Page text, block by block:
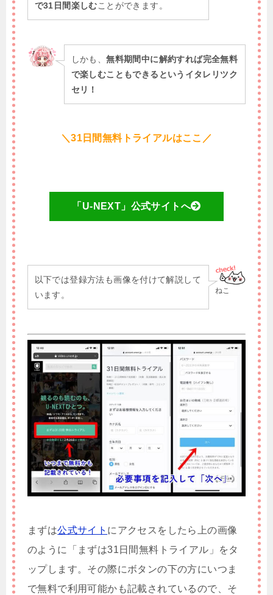
で31日間楽しむことができます。
しかも、無料期間中に解約すれば完全無料
で楽しむこともできるというイタレリツク
セリ！
＼31日間無料トライアルはここ／
「U-NEXT」公式サイトへ
ねこ
以下では登録方法も画像を付けて解説して
います。
まずは公式サイト にアクセスをしたら上の画像
のように「まずは31日間無料トライアル」をタ
ップします。その際にボタンの下の方にいつま
で無料で利用可能かも記載されているので、そ